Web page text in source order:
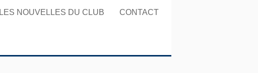
LES NOUVELLES DU CLUB CONTACT